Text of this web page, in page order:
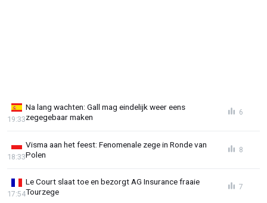
Na lang wachten: Gall mag eindelijk weer eens
zegegebaar maken
19:33
6
Visma aan het feest: Fenomenale zege in Ronde van
Polen
18:33
8
Le Court slaat toe en bezorgt AG Insurance fraaie
Tourzege
17:54
7